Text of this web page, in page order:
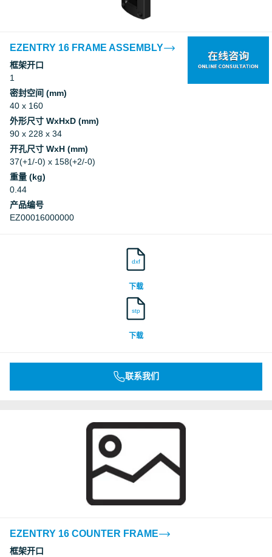
EZENTRY 16 FRAME ASSEMBLY
框架开口
1
密封空间 (mm)
40 x 160
外形尺寸 WxHxD (mm)
90 x 228 x 34
开孔尺寸 WxH (mm)
37(+1/-0) x 158(+2/-0)
重量 (kg)
0.44
产品编号
EZ00016000000
dxf
下载
stp
下载
联系我们
EZENTRY 16 COUNTER FRAME
框架开口